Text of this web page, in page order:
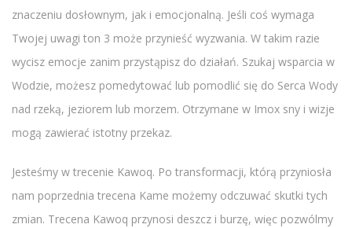
znaczeniu dosłownym, jak i emocjonalną. Jeśli coś wymaga
Twojej uwagi ton 3 może przynieść wyzwania. W takim razie
wycisz emocje zanim przystąpisz do działań. Szukaj wsparcia w
Wodzie, możesz pomedytować lub pomodlić się do Serca Wody
nad rzeką, jeziorem lub morzem. Otrzymane w Imox sny i wizje
mogą zawierać istotny przekaz.
Jesteśmy w trecenie Kawoq. Po transformacji, którą przyniosła
nam poprzednia trecena Kame możemy odczuwać skutki tych
zmian. Trecena Kawoq przynosi deszcz i burzę, więc pozwólmy